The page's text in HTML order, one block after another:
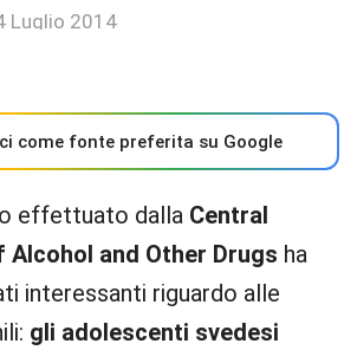
Luglio 2014
come fonte preferita su Google
effettuato dalla Central
and Other Drugs ha
interessanti riguardo alle
gli adolescenti svedesi